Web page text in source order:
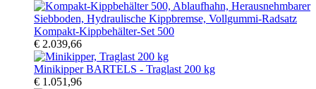
Kompakt-Kippbehälter-Set 500
€ 2.039,66
Minikipper BARTELS - Traglast 200 kg
€ 1.051,96